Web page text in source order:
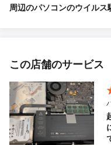
周辺のパソコンのウイルス
この店舗のサービス